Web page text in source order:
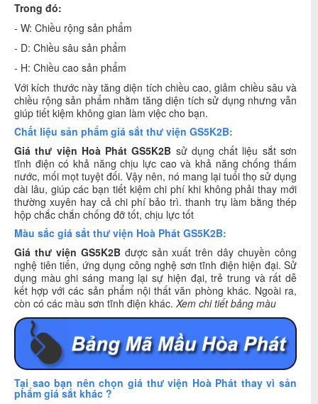
Trong đó:
- W: Chiều rộng sản phẩm
- D: Chiều sâu sản phẩm
- H: Chiều cao sản phẩm
Với kích thước này tăng diện tích chiều cao, giảm chiều sâu và
chiều rộng sản phẩm nhằm tăng diện tích sử dụng nhưng vẫn
giúp tiết kiệm không gian làm việc cho bạn.
Chất liệu sản phẩm giá sắt thư viện GS5K2B:
Giá thư viện Hoà Phát GS5K2B sử dụng chất liệu sắt sơn
tĩnh điện có khả năng chịu lực cao và khả năng chống thấm
nước, mối mọt tuyệt đối. Vậy nên, nó mang lại tuổi thọ sử dụng
dài lâu, giúp các bạn tiết kiệm chi phí khi không phải thay mới
thường xuyên hay cả chi phí bảo trì. thanh trụ làm bằng thép
hộp chắc chắn chống đỡ tốt, chịu lực tốt
Màu sắc giá sắt thư viện Hoà Phát GS5K2B:
Giá thư viện GS5K2B được sản xuất trên dây chuyền công
nghệ tiên tiến, ứng dụng công nghệ sơn tĩnh điện hiện đại. Sử
dụng màu ghi sáng mang lại sự hiện đại, trẻ trung và rất dễ
kết hợp với các sản phẩm nội thất văn phòng khác. Ngoài ra,
còn có các màu sơn tĩnh điện khác. Xem chi tiết bảng màu
Tại sao bạn nên chọn giá thư viện Hoà Phát thay vì sản
phẩm giá sắt khác ?